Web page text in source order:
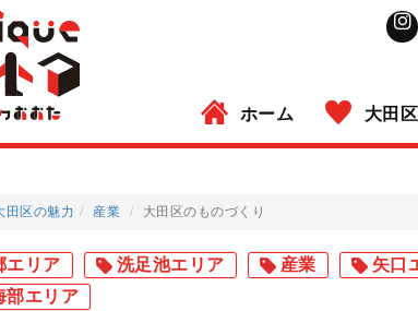
ホーム 大田
田区の魅力 産業 大田区のものづくり
エリア 洗足池エリア 産業 矢口
部エリア